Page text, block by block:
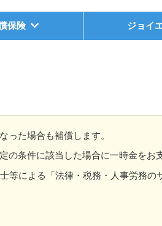
保険 ジョイ
った場合も補償します。
条件に該当した場合に一時金をお
等による「法律・税務・人事労務の